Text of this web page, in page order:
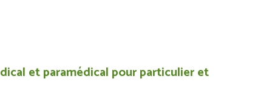
et paramédical pour particulier et